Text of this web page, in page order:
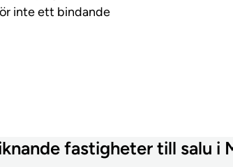
inte ett bindande
fastigheter till salu i